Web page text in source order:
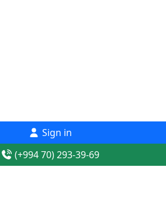
Sign in
(+994 70) 293-39-69